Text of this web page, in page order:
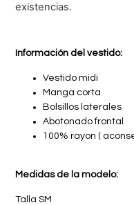
existencias.
Información del vestido:
Vestido midi
Manga corta
Bolsillos laterales
Abotonado frontal
100% rayon (
Medidas de la modelo:
Talla SM